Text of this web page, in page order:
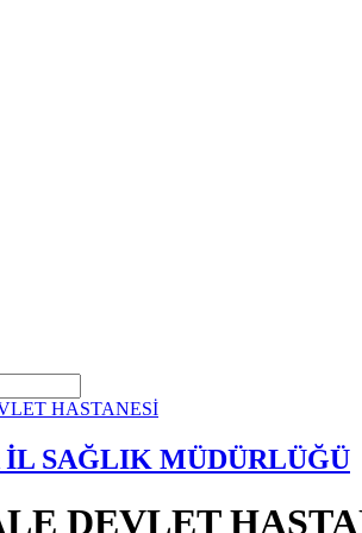
İL SAĞLIK MÜDÜRLÜĞÜ
DEVLET